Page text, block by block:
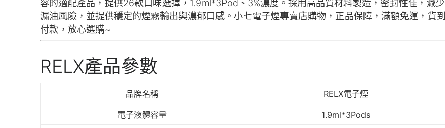
容的適配產品，提供26款口味選擇，1.9ml*3Pod、3%濃度。採用高品質材料製造，密封性佳，減少
漏油風險，並提供穩定的煙霧輸出與濃郁口感。小七電子煙專賣店購物，正品保障，滿額免運，貨到
付款，放心選購~
RELX產品參數
品牌名稱 RELX電子煙
電子液體容量 1.9ml*3Pods